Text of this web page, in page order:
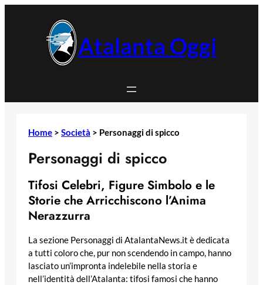
Atalanta Oggi
Home > Società > Personaggi di spicco
Personaggi di spicco
Tifosi Celebri, Figure Simbolo e le
Storie che Arricchiscono l’Anima
Nerazzurra
La sezione Personaggi di AtalantaNews.it è dedicata
a tutti coloro che, pur non scendendo in campo, hanno
lasciato un’impronta indelebile nella storia e
nell’identità dell’Atalanta: tifosi famosi che hanno